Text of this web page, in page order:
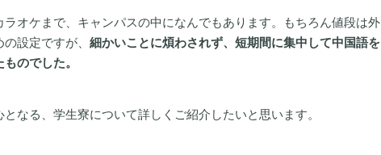
オケまで、キャンパスの中になんでもあります。もちろん値段は外
設定ですが、 細かいことに煩わされず、短期間に集中して中国語を
のでした。
なる、学生寮について詳しくご紹介したいと思います。